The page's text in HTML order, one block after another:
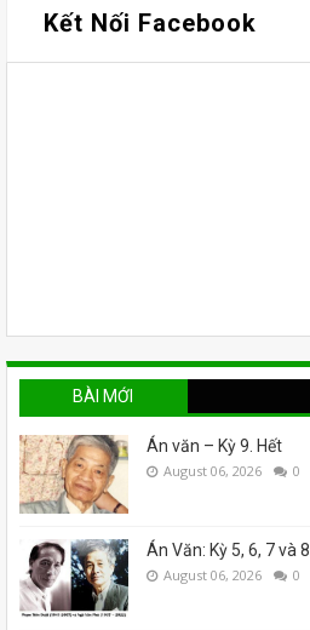
Kết Nối Facebook
BÀI MỚI
Án văn – Kỳ 9. Hết
August 06, 2026 0
Án Văn: Kỳ 5, 6, 7 và 8
August 06, 2026 0